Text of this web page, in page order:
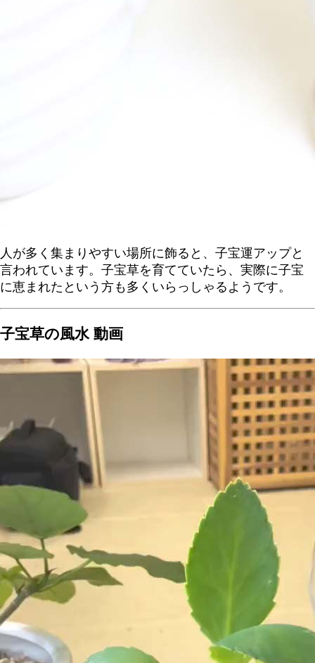
人が多く集まりやすい場所に飾ると、子宝運アップと
言われています。子宝草を育てていたら、実際に子宝
に恵まれたという方も多くいらっしゃるようです。
子宝草の風水 動画